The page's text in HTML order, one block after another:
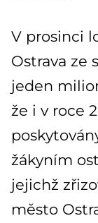
V prosinci
Ostrava ze
jeden
že i v roce
žákyním
jejichž
město